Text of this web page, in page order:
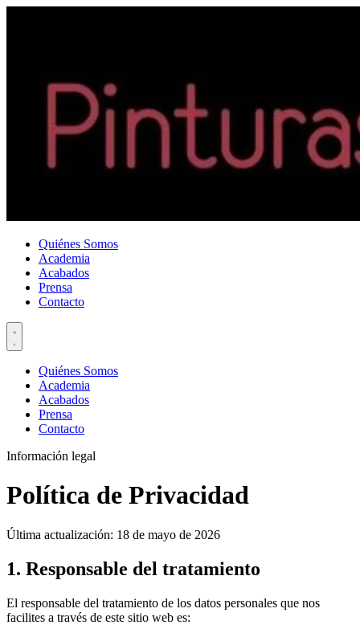
Quiénes Somos
Academia
Acabados
Prensa
Contacto
Quiénes Somos
Academia
Acabados
Prensa
Contacto
Información legal
Política de Privacidad
Última actualización: 18 de mayo de 2026
1. Responsable del tratamiento
El responsable del tratamiento de los datos personales que nos
facilites a través de este sitio web es: